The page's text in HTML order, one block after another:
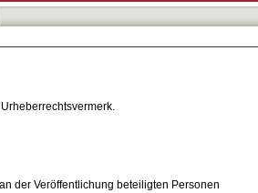
der Veröffentlichung beteiligten Personen